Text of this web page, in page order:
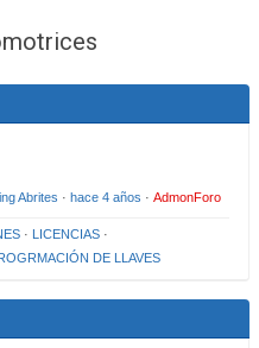
Abrites · hace 4 años · AdmonForo
· LICENCIAS ·
DE LLAVES